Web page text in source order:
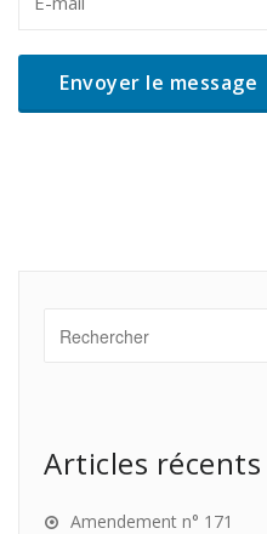
Articles récents
Amendement n° 171